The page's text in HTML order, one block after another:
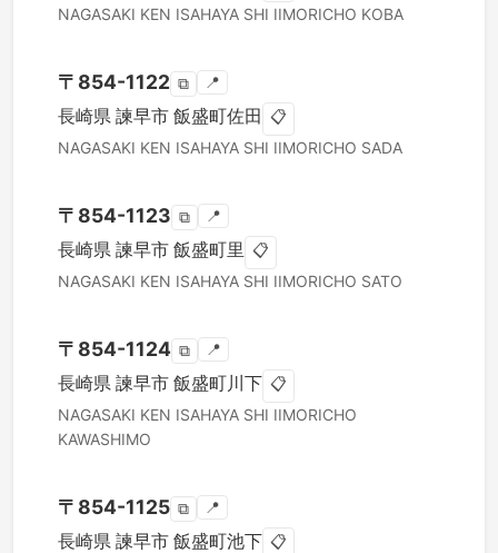
NAGASAKI KEN ISAHAYA SHI IIMORICHO KOBA
〒 854-1122 ⧉ 📍
長崎県 諫早市 飯盛町佐田 📋
NAGASAKI KEN ISAHAYA SHI IIMORICHO SADA
〒 854-1123 ⧉ 📍
長崎県 諫早市 飯盛町里 📋
NAGASAKI KEN ISAHAYA SHI IIMORICHO SATO
〒 854-1124 ⧉ 📍
長崎県 諫早市 飯盛町川下 📋
NAGASAKI KEN ISAHAYA SHI IIMORICHO
KAWASHIMO
〒 854-1125 ⧉ 📍
長崎県 諫早市 飯盛町池下 📋